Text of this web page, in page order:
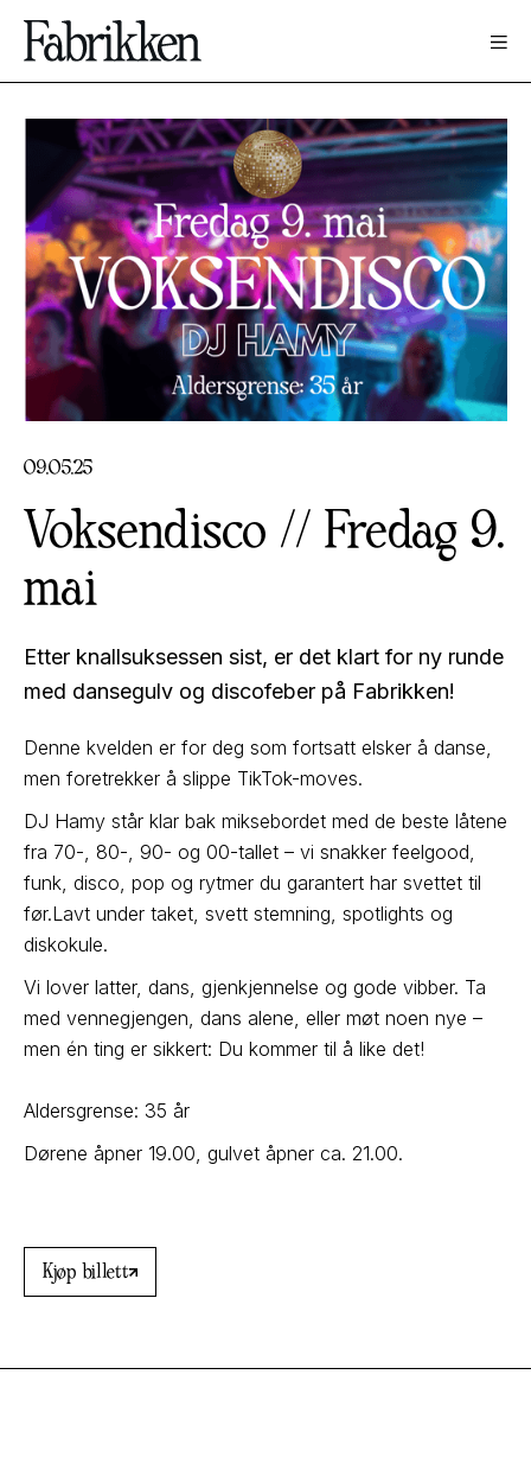
09.05.25
Voksendisco // Fredag 9.
mai
Etter knallsuksessen sist, er det klart for ny runde
med dansegulv og discofeber på Fabrikken!
Denne kvelden er for deg som fortsatt elsker å danse,
men foretrekker å slippe TikTok-moves.
DJ Hamy står klar bak miksebordet med de beste låtene
fra 70-, 80-, 90- og 00-tallet – vi snakker feelgood,
funk, disco, pop og rytmer du garantert har svettet til
før.Lavt under taket, svett stemning, spotlights og
diskokule.
Vi lover latter, dans, gjenkjennelse og gode vibber. Ta
med vennegjengen, dans alene, eller møt noen nye –
men én ting er sikkert: Du kommer til å like det!
Aldersgrense: 35 år
Dørene åpner 19.00, gulvet åpner ca. 21.00.
Kjøp billett